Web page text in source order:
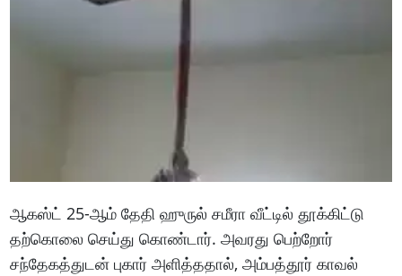
ஆகஸ்ட் 25-ஆம் தேதி ஹுருல் சமீரா வீட்டில் தூக்கிட்டு
தற்கொலை செய்து கொண்டார். அவரது பெற்றோர்
சந்தேகத்துடன் புகார் அளித்ததால், அம்பத்தூர் காவல்